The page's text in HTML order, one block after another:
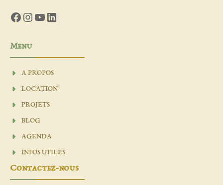
Facebook
Instagram
YouTube
LinkedIn
Menu
A PROPOS
LOCATION
PROJETS
BLOG
AGENDA
INFOS UTILES
Contactez-nous